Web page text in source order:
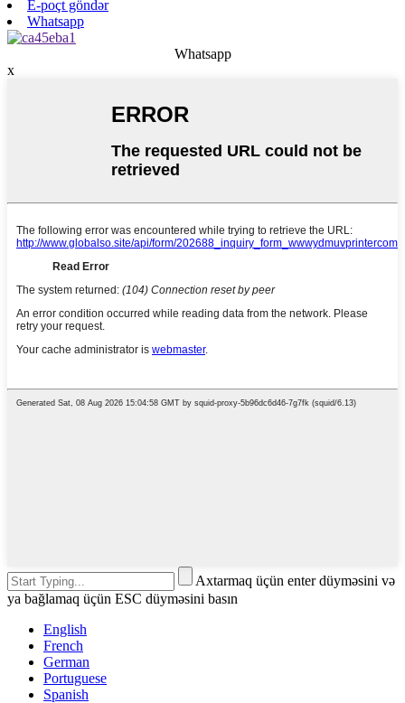
E-poçt göndər
Whatsapp
Whatsapp
x
Axtarmaq üçün enter düyməsini və
ya bağlamaq üçün ESC düyməsini basın
English
French
German
Portuguese
Spanish